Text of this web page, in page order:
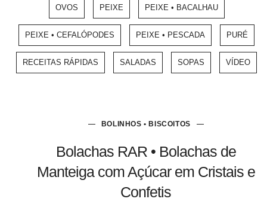
OVOS PEIXE PEIXE • BACALHAU
PEIXE • CEFALÓPODES PEIXE • PESCADA PURÉ
RECEITAS RÁPIDAS SALADAS SOPAS VÍDEO
BOLINHOS • BISCOITOS
Bolachas RAR • Bolachas de
Manteiga com Açúcar em Cristais e
Confetis